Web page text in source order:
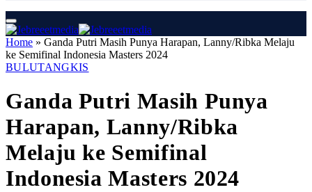
Home » Ganda Putri Masih Punya Harapan, Lanny/Ribka Melaju
ke Semifinal Indonesia Masters 2024
BULUTANGKIS
Ganda Putri Masih Punya
Harapan, Lanny/Ribka
Melaju ke Semifinal
Indonesia Masters 2024